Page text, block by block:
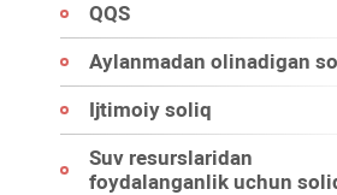
QQS
Aylanmadan olinadigan
Ijtimoiy soliq
Suv resurslaridan
foydalanganlik uchun